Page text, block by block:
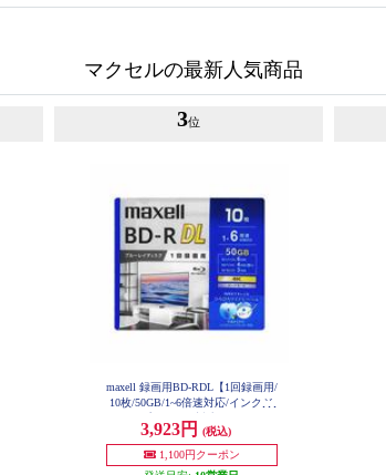
マクセルの最新人気商品
3位
maxell 録画用BD-RDL【1回録画用/
10枚/50GB/1~6倍速対応/インクジ
ント対応】 BRV50WPG-10S
3,923円
(税込)
1,100円クーポン